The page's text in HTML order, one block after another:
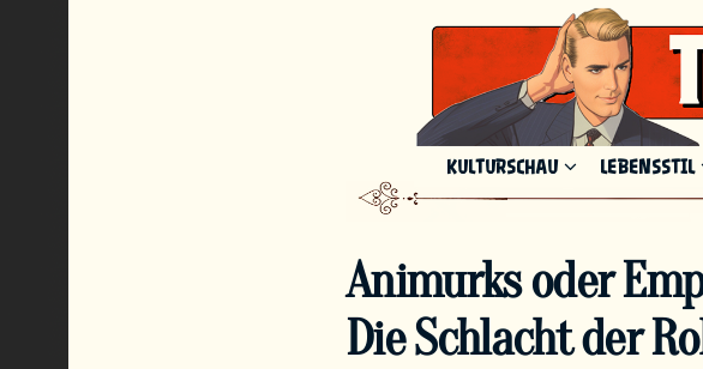
KULTURSCHAU LEBENSSTIL
Animurks oder
Die Schlacht der